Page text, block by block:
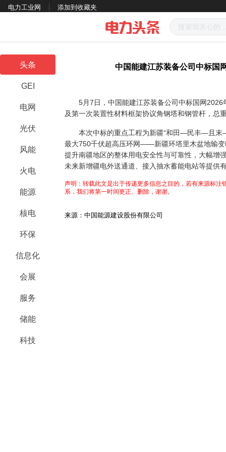
电力工业网 添加到收藏夹
头条
GEI
电网
光伏
风能
火电
能源
核电
环保
信息化
会展
服务
储能
科技
中国能建江苏装备公司中标国
5月7日，中国能建江苏装备公司中标国网2026
及第一次装置性材料框架协议角钢塔和钢管杆，总
本次中标的重点工程为新疆“和田—民丰—且末—
最大750千伏超高压环网——新疆环塔里木盆地输
提升南疆地区的整体用电安全性与可靠性，大幅增
未来新增疆电外送通道、接入抽水蓄能电站等提供
声明：转载此文是出于传递更多信息之目的，若有来源标
系，我们将第一时间更正、删除，谢谢。
来源：中国能源建设股份有限公司